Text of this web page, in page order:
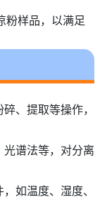
粉样品，以满足
、提取等操作，
谱法等，对分离
如温度、湿度、